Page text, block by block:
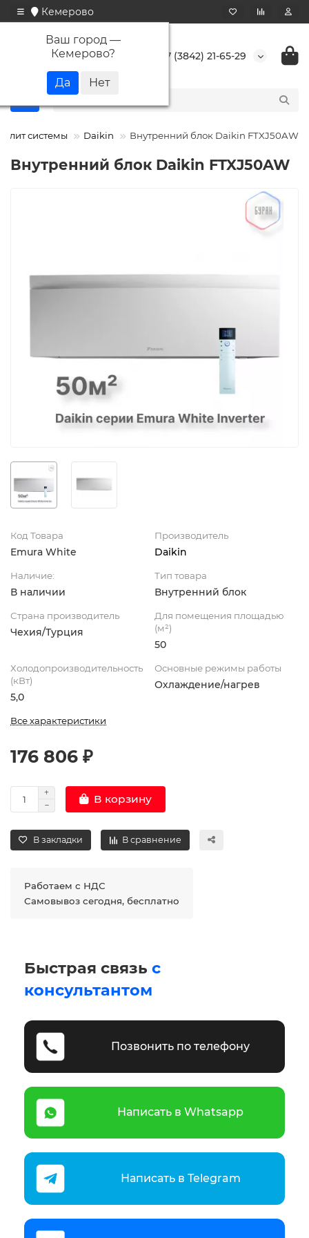
Кемерово
Ваш город —
Кемерово? +7 (3842) 21-65-29
системы Daikin Внутренний блок Daikin FTXJ50AW
Внутренний блок Daikin FTXJ50AW
Код Товара
Emura White
Производитель
Daikin
Наличие:
В наличии
Тип товара
Внутренний блок
Страна производитель
Чехия/Турция
Для помещения площадью
(м²)
50
Холодопроизводительность
(кВт)
5,0
Основные режимы работы
Охлаждение/нагрев
Все характеристики
176 806 ₽
В корзину
В закладки В сравнение
Работаем с НДС
Самовывоз сегодня, бесплатно
Быстрая связь с
консультантом
Позвонить по телефону
Написать в Whatsapp
Написать в Telegram